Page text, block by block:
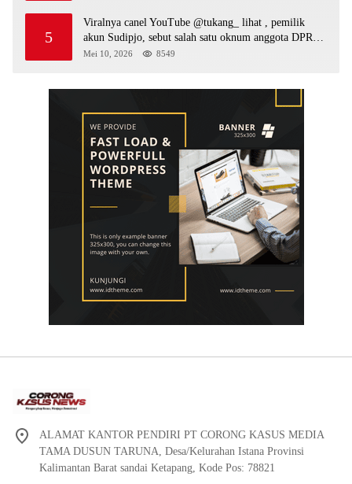
5
Viralnya canel YouTube @tukang_ lihat , pemilik
akun Sudipjo, sebut salah satu oknum anggota DPRD
mempawah terlibat sebagai cukong peti Kapolda yang
Mei 10, 2026 8549
ALAMAT KANTOR PENDIRI PT CORONG KASUS MEDIA
TAMA DUSUN TARUNA, Desa/Kelurahan Istana Provinsi
Kalimantan Barat sandai Ketapang, Kode Pos: 78821